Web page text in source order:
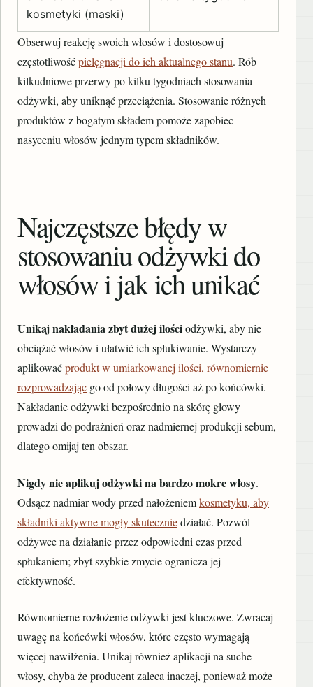
kosmetyki (maski)
Obserwuj reakcję swoich włosów i dostosowuj
częstotliwośćpielęgnacji do ich aktualnego stanu. Rób
kilkudniowe przerwy po kilku tygodniach stosowania
odżywki, aby uniknąć przeciążenia. Stosowanie różnych
produktów z bogatym składem pomoże zapobiec
nasyceniu włosów jednym typem składników.
Najczęstsze błędy w
stosowaniu odżywki do
włosów i jak ich unikać
Unikaj nakładania zbyt dużej ilościodżywki, aby nie
obciążać włosów i ułatwić ich spłukiwanie. Wystarczy
aplikowaćprodukt w umiarkowanej ilości, równomiernie
rozprowadzając go od połowy długości aż po końcówki.
Nakładanie odżywki bezpośrednio na skórę głowy
prowadzi do podrażnień oraz nadmiernej produkcji sebum,
dlatego omijaj ten obszar.
Nigdy nie aplikuj odżywki na bardzo mokre włosy.
Odsącz nadmiar wody przed nałożeniemkosmetyku, aby
składniki aktywne mogły skuteczniedziałać. Pozwól
odżywce na działanie przez odpowiedni czas przed
spłukaniem; zbyt szybkie zmycie ogranicza jej
efektywność.
Równomierne rozłożenie odżywki jest kluczowe. Zwracaj
uwagę na końcówki włosów, które często wymagają
więcej nawilżenia. Unikaj również aplikacji na suche
włosy, chyba że producent zaleca inaczej, ponieważ może